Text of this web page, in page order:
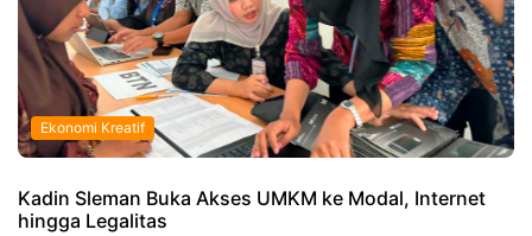
Ekonomi Kreatif
Kadin Sleman Buka Akses UMKM ke Modal, Internet
hingga Legalitas